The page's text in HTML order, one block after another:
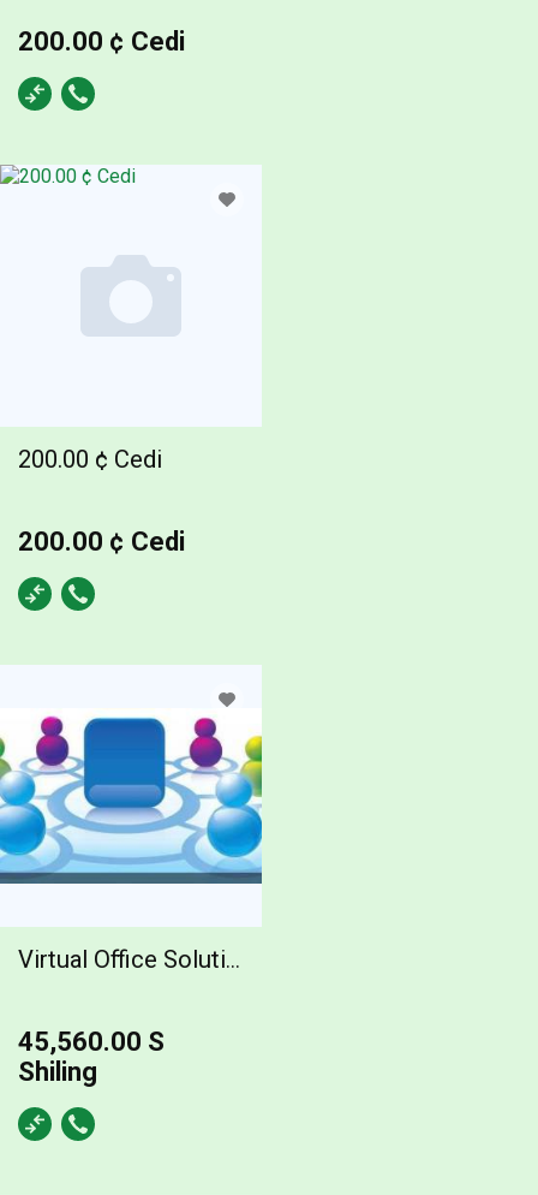
200.00 ¢ Cedi
200.00 ¢ Cedi
200.00 ¢ Cedi
Virtual Office Solutions
45,560.00 S
Shiling